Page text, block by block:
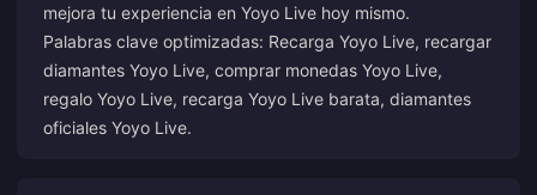
mejora tu experiencia en Yoyo Live hoy mismo.
Palabras clave optimizadas: Recarga Yoyo Live, recargar
diamantes Yoyo Live, comprar monedas Yoyo Live,
regalo Yoyo Live, recarga Yoyo Live barata, diamantes
oficiales Yoyo Live.